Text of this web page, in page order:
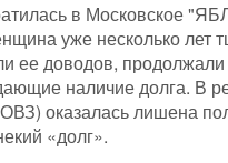
в Московское
уже несколько лет
ее доводов, продолжали
наличие долга. В
оказалась лишена
«долг».